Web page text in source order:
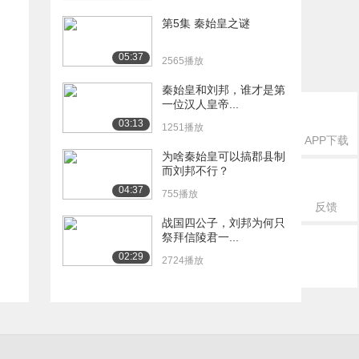
APP下载
反馈
05:37
第5集 秦始皇之谜
2565播放
03:13
秦始皇和刘邦，谁才是第
一位汉人皇帝...
1251播放
04:37
为啥秦始皇可以搞郡县制
而刘邦不行？
755播放
02:29
战国四公子，刘邦为何只
祭拜信陵君一...
2724播放